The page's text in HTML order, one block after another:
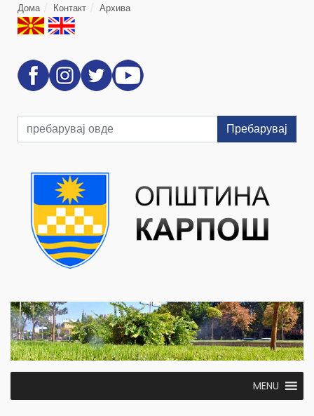
Дома Контакт Архива
Пребарувај
MENU